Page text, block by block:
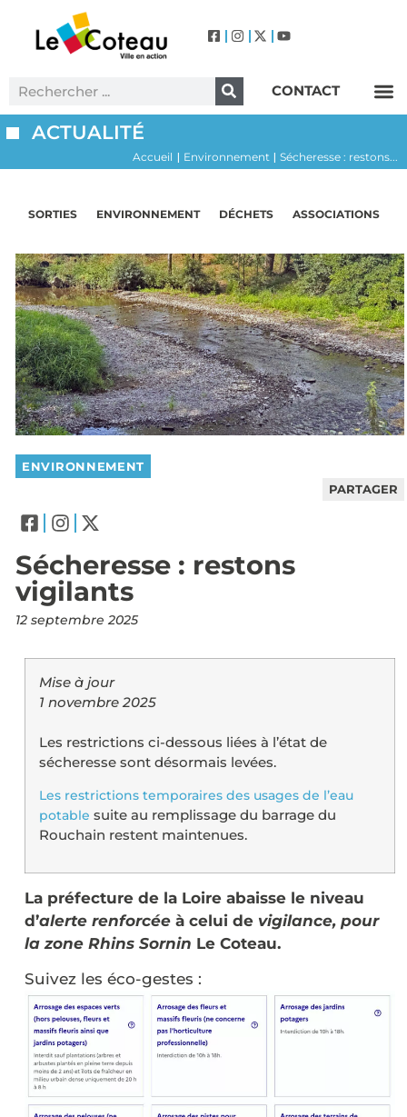
CONTACT
ACTUALITÉ
Accueil | Environnement | Sécheresse : restons...
SORTIES ENVIRONNEMENT DÉCHETS ASSOCIATIONS
ENVIRONNEMENT
PARTAGER
Sécheresse : restons
vigilants
12 septembre 2025
Mise à jour
1 novembre 2025
Les restrictions ci-dessous liées à l’état de
sécheresse sont désormais levées.
Les restrictions temporaires des usages de l’eau
potable suite au remplissage du barrage du
Rouchain restent maintenues.
La préfecture de la Loire abaisse le niveau
d’alerte renforcée à celui de vigilance, pour
la zone Rhins Sornin Le Coteau.
Suivez les éco-gestes :